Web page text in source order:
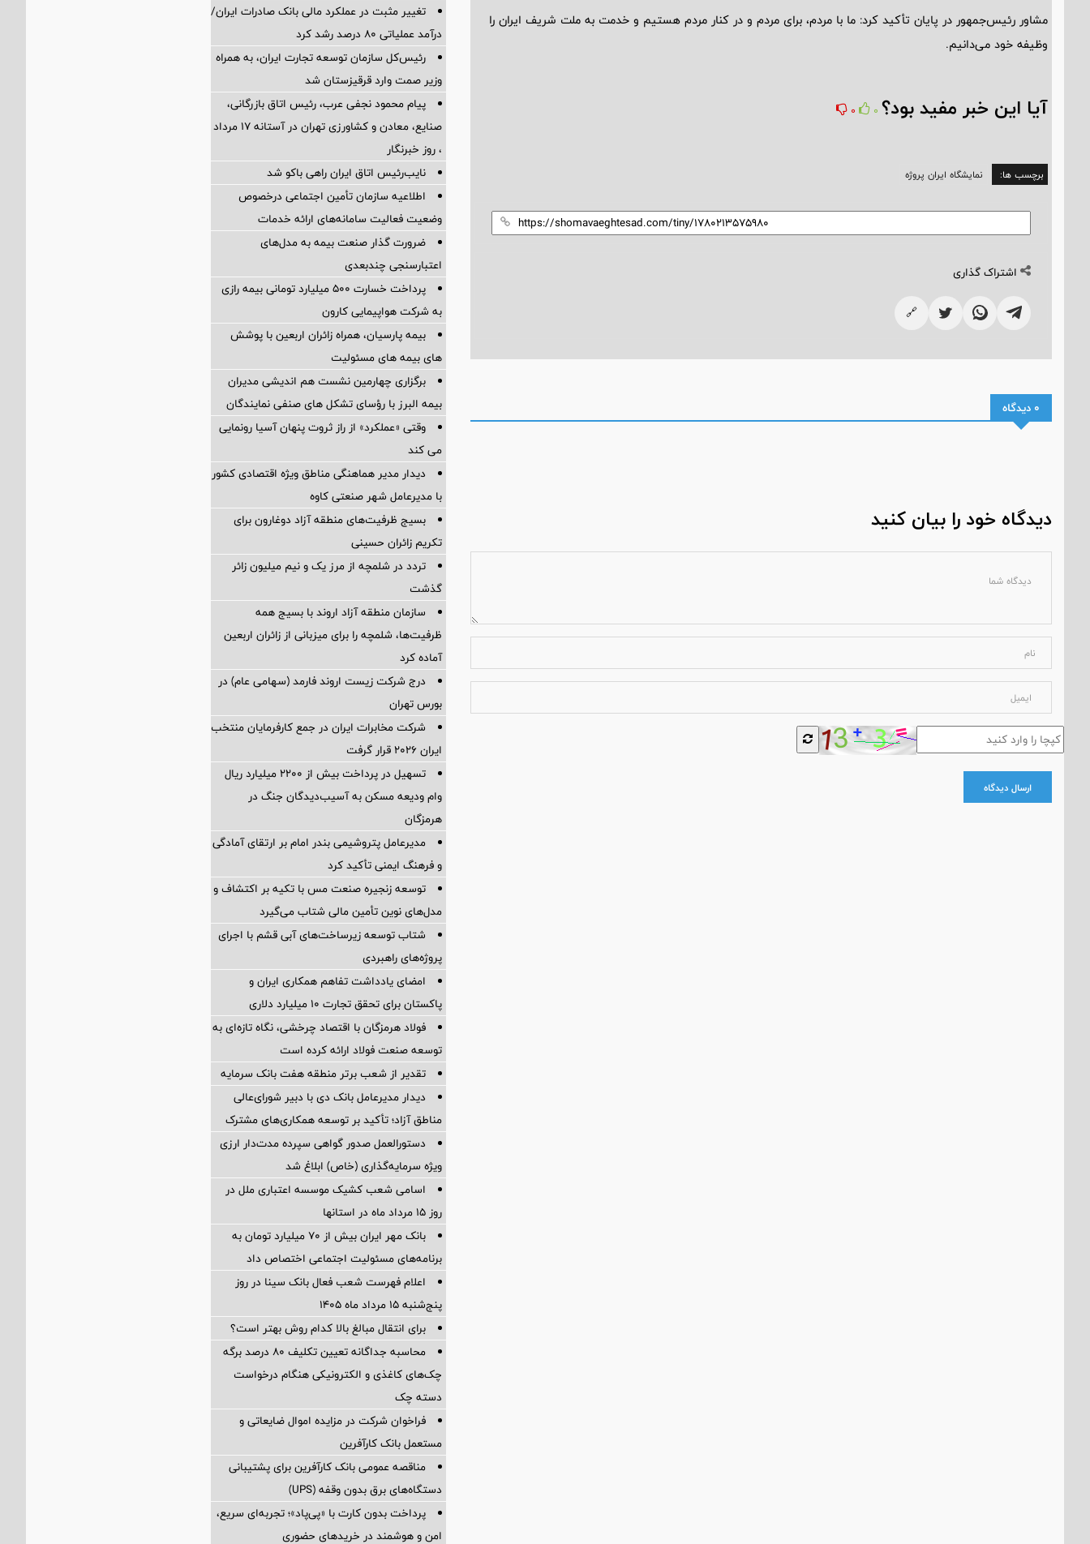
مشاور رئیس‌جمهور در پایان تأکید کرد: ما با مردم، برای مردم و در کنار مردم هستیم و خدمت به ملت شریف ایران را
وظیفه خود می‌دانیم.
آیا این خبر مفید بود؟ 0
0
برچسب ها: نمایشگاه ایران پروژه
اشتراک گذاری
🔗
0 دیدگاه
دیدگاه خود را بیان کنید
ارسال دیدگاه
تغییر مثبت در عملکرد مالی بانک صادرات ایران/
درآمد عملیاتی 80 درصد رشد کرد
رئیس‌کل سازمان توسعه تجارت ایران، به همراه
وزیر صمت وارد قرقیزستان شد
پیام محمود نجفی عرب، رئیس اتاق بازرگانی،
صنایع، معادن و کشاورزی تهران در آستانه 17 مرداد
، روز خبرنگار
نایب‌رئیس اتاق ایران راهی باکو شد
اطلاعیه سازمان تأمین اجتماعی درخصوص
وضعیت فعالیت سامانه‌های ارائه خدمات
ضرورت گذار صنعت بیمه به مدل‌های
اعتبارسنجی چندبعدی
پرداخت خسارت ۵۰۰ میلیارد تومانی بیمه رازی
به شرکت هواپیمایی کارون
بیمه پارسیان، همراه زائران اربعین با پوشش
های بیمه های مسئولیت
برگزاری چهارمین نشست هم اندیشی مدیران
بیمه البرز با رؤسای تشکل های صنفی نمایندگان
وقتی «عملکرد» از راز ثروت پنهان آسیا رونمایی
می کند
دیدار مدیر هماهنگی مناطق ویژه اقتصادی کشور
با مدیرعامل شهر صنعتی کاوه
بسیج ظرفیت‌های منطقه آزاد دوغارون برای
تکریم زائران حسینی
تردد در شلمچه از مرز یک و نیم میلیون زائر
گذشت
سازمان منطقه آزاد اروند با بسیج همه
ظرفیت‌ها، شلمچه را برای میزبانی از زائران اربعین
آماده کرد
درج شرکت زیست اروند فارمد (سهامی عام) در
بورس تهران
شرکت مخابرات ایران در جمع کارفرمایان منتخب
ایران ۲۰۲۶ قرار گرفت
تسهیل در پرداخت بیش از ۲۲۰۰ میلیارد ریال
وام ودیعه مسکن به آسیب‌دیدگان جنگ در
هرمزگان
مدیرعامل پتروشیمی بندر امام بر ارتقای آمادگی
و فرهنگ ایمنی تأکید کرد
توسعه زنجیره صنعت مس با تکیه بر اکتشاف و
مدل‌های نوین تأمین مالی شتاب می‌گیرد
شتاب توسعه زیرساخت‌های آبی قشم با اجرای
پروژه‌های راهبردی
امضای یادداشت تفاهم همکاری ایران و
پاکستان برای تحقق تجارت ۱۰ میلیارد دلاری
فولاد هرمزگان با اقتصاد چرخشی، نگاه تازه‌ای به
توسعه صنعت فولاد ارائه کرده است
تقدیر از شعب برتر منطقه هفت بانک سرمایه
دیدار مدیرعامل بانک دی با دبیر شورای‌عالی
مناطق آزاد؛ تأکید بر توسعه همکاری‌های مشترک
دستورالعمل صدور گواهی سپرده مدت‌دار ارزی
ویژه سرمایه‌گذاری (خاص) ابلاغ شد
اسامی شعب کشیک موسسه اعتباری ملل در
روز 15 مرداد ماه در استانها
بانک مهر ایران بیش از ۷۰ میلیارد تومان به
برنامه‌های مسئولیت اجتماعی اختصاص داد
اعلام فهرست شعب فعال بانک سینا در روز
پنج‌شنبه 15 مرداد ماه 1405
برای انتقال مبالغ بالا کدام روش بهتر است؟
محاسبه جداگانه تعیین تکلیف 80 درصد برگه
چک‌های کاغذی و الکترونیکی هنگام درخواست
دسته چک
فراخوان شرکت در مزایده اموال ضایعاتی و
مستعمل بانک کارآفرین
مناقصه عمومی بانک کارآفرین برای پشتیبانی
دستگاه‌های برق بدون وقفه (UPS)
پرداخت بدون کارت با «پی‌پاد»؛ تجربه‌ای سریع،
امن و هوشمند در خریدهای حضوری